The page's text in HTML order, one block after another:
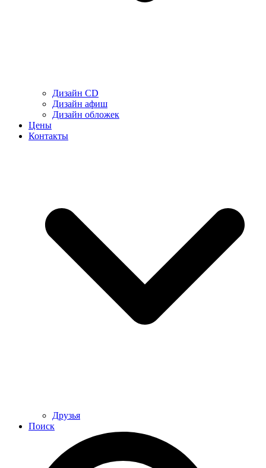
Дизайн CD
Дизайн афиш
Дизайн обложек
Цены
Контакты
Друзья
Поиск